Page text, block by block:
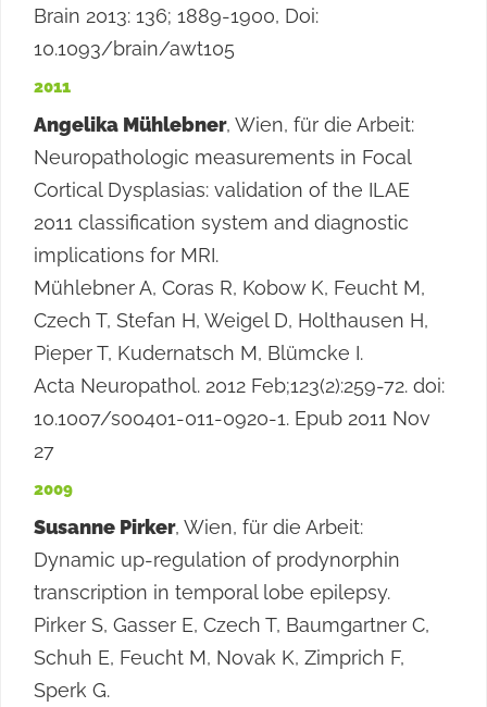
Brain 2013: 136; 1889-1900, Doi:
10.1093/brain/awt105
2011
Angelika Mühlebner, Wien, für die Arbeit:
Neuropathologic measurements in Focal
Cortical Dysplasias: validation of the ILAE
2011 classification system and diagnostic
implications for MRI.
Mühlebner A, Coras R, Kobow K, Feucht M,
Czech T, Stefan H, Weigel D, Holthausen H,
Pieper T, Kudernatsch M, Blümcke I.
Acta Neuropathol. 2012 Feb;123(2):259-72. doi:
10.1007/s00401-011-0920-1. Epub 2011 Nov
27
2009
Susanne Pirker, Wien, für die Arbeit:
Dynamic up-regulation of prodynorphin
transcription in temporal lobe epilepsy.
Pirker S, Gasser E, Czech T, Baumgartner C,
Schuh E, Feucht M, Novak K, Zimprich F,
Sperk G.